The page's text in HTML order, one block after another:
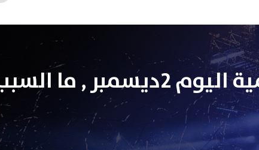
تاسي يرتفع من جديد بالأسواق العالمية اليوم